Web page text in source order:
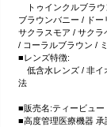
トゥインクルブラウ
ブラウンバニー / ド
サクラスモア / サク
/ コーラルブラウン /
■レンズ特徴:
低含水レンズ / 非イ
法
■販売名:ティービュー
■高度管理医療機器 承